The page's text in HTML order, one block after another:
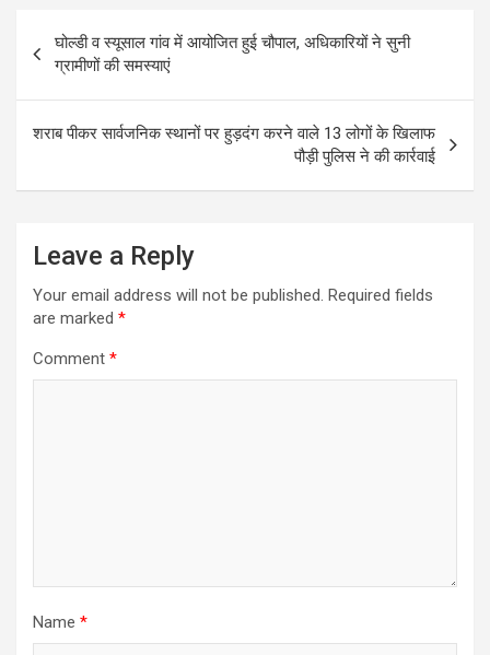
Post
navigation
घोल्डी व स्यूसाल गांव में आयोजित हुई चौपाल, अधिकारियों ने सुनी
ग्रामीणों की समस्याएं
शराब पीकर सार्वजनिक स्थानों पर हुड़दंग करने वाले 13 लोगों के खिलाफ
पौड़ी पुलिस ने की कार्रवाई
Leave a Reply
Your email address will not be published. Required fields
are marked *
Comment *
Name *